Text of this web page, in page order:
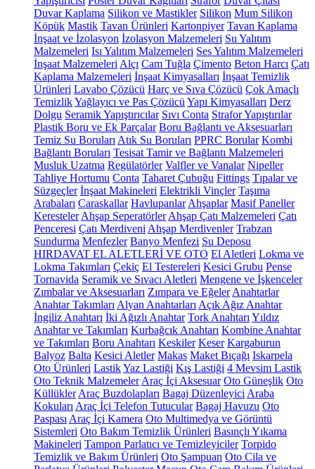
Duvar Kaplama Silikon ve Mastikler Silikon Mum Silikon
Köpük Mastik Tavan Ürünleri Kartonpiyer Tavan Kaplama
İnşaat ve İzolasyon İzolasyon Malzemeleri Su Yalıtım
Malzemeleri Isı Yalıtım Malzemeleri Ses Yalıtım Malzemeleri
İnşaat Malzemeleri Alçı Cam Tuğla Çimento Beton Harcı Çatı
Kaplama Malzemeleri İnşaat Kimyasalları İnşaat Temizlik
Ürünleri Lavabo Çözücü Harç ve Sıva Çözücü Çok Amaçlı
TemizlikYağlayıcı ve Pas Çözücü Yapı Kimyasalları Derz
Dolgu Seramik Yapıştırıcılar Sıvı Conta Strafor Yapıştırılar
Plastik Boru ve Ek Parçalar Boru Bağlantı ve Aksesuarları
Temiz Su Boruları Atık Su Boruları PPRC Borular Kombi
Bağlantı Boruları Tesisat Tamir ve Bağlantı Malzemeleri
Musluk Uzatma Regülatörler Valfler ve Vanalar Nipeller
Tahliye Hortumu Conta Taharet Çubuğu Fittings Tıpalar ve
Süzgeçler İnşaat Makineleri Elektrikli Vinçler Taşıma
Arabaları Caraskallar Havlupanlar Ahşaplar Masif Paneller
Keresteler Ahşap Seperatörler Ahşap Çatı Malzemeleri Çatı
Penceresi Çatı Merdiveni Ahşap Merdivenler Trabzan
Sundurma Menfezler Banyo Menfezi Su Deposu
HIRDAVAT EL ALETLERİ VE OTO El Aletleri Lokma ve
Lokma Takımları Çekiç El Testereleri Kesici Grubu Pense
Tornavida Seramik ve Sıvacı Aletleri Mengene ve İşkenceler
Zımbalar ve Aksesuarları Zımpara ve Eğeler Anahtarlar
Anahtar Takımları Alyan Anahtarları Açık Ağız Anahtar
İngiliz Anahtarı İki Ağızlı Anahtar Tork Anahtarı Yıldız
Anahtar ve Takımları Kurbağcık Anahtarı Kombine Anahtar
ve Takımları Boru Anahtarı Keskiler Keser Kargaburun
Balyoz Balta Kesici Aletler Makas Maket Bıçağı Iskarpela
Oto Ürünleri LastikYaz Lastiği Kış Lastiği 4 Mevsim Lastik
Oto Teknik Malzemeler Araç İçi Aksesuar Oto Güneşlik Oto
Küllükler Araç Buzdolapları Bagaj Düzenleyici Araba
Kokuları Araç İçi Telefon Tutucular Bagaj Havuzu Oto
Paspası Araç İçi Kamera Oto Multimedya ve Görüntü
Sistemleri Oto Bakım Temizlik Ürünleri Basınçlı Yıkama
Makineleri Tampon Parlatıcı ve Temizleyiciler Torpido
Temizlik ve Bakım Ürünleri Oto Şampuan Oto Cila ve